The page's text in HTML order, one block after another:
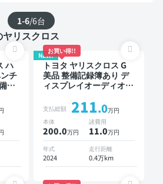
1-6/6台
リスクロス
ハ
チ
記
NEW!
お買い得!!
トヨタ ヤリスクロス G
美品 整備記録簿あり デ
ィスプレイオーディオ ※
インドスポットモニター
オートクルーズ スマー
トキー ETC バックモニ
ター 全方位カメラ ドラ
イブレコーダー 社外ア
ルミ 衝突軽減
支払総額 211.0万円
本体
200.0万円
諸費用
11.0万円
年式
2024
走行距離
0.4万km